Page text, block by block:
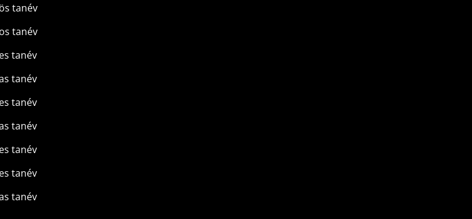
tanév
tanév
tanév
tanév
tanév
tanév
tanév
tanév
tanév